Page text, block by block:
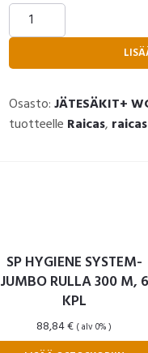
RAICAS®
WC-
määrä
Osasto:JÄTESÄKIT+
tuotteelle Raicas,
SP HYGIENE SYSTEM-
JUMBO RULLA 300 M, 6
KPL
88,84€ ( alv 0% )